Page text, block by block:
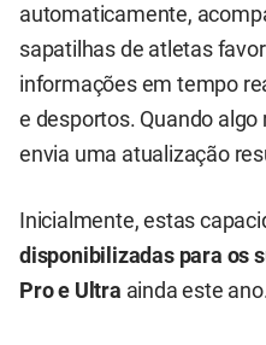
automaticamente,
sapatilhas de atletas
informações em tempo
e desportos. Quando
envia uma atualização
Inicialmente, estas
disponibilizadas para os
Pro e Ultra ainda este